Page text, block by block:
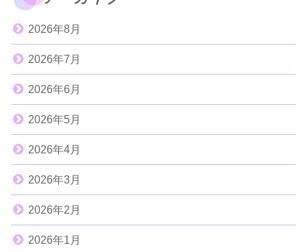
2026年8月
2026年7月
2026年6月
2026年5月
2026年4月
2026年3月
2026年2月
2026年1月